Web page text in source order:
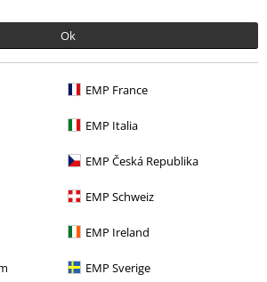
Ok
EMP France
EMP Italia
EMP Česká Republika
EMP Schweiz
EMP Ireland
EMP Sverige
Top Coven - Owl Icon
League Of
courtes